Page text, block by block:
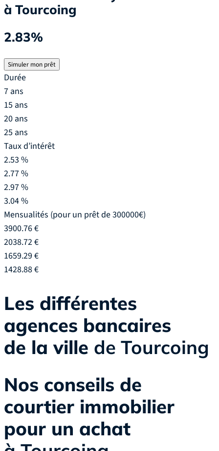
à Tourcoing
2.83%
Simuler mon prêt
Durée
7 ans
15 ans
20 ans
25 ans
Taux d’intérêt
2.53 %
2.77 %
2.97 %
3.04 %
Mensualités (pour un prêt de 300000€)
3900.76 €
2038.72 €
1659.29 €
1428.88 €
Les différentes
agences bancaires
de la ville de Tourcoing
Nos conseils de
courtier immobilier
pour un achat